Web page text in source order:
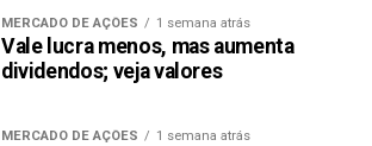
MERCADO DE AÇÕES 1 semana atrás
Vale lucra menos, mas aumenta
dividendos; veja valores
MERCADO DE AÇÕES 1 semana atrás